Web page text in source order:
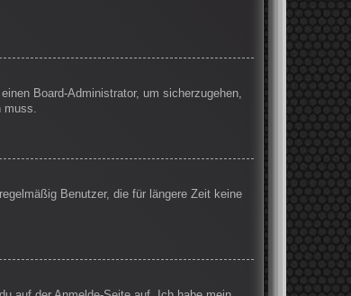
Board-Administrator, um sicherzugehen,
muss.
Benutzer, die für längere Zeit keine